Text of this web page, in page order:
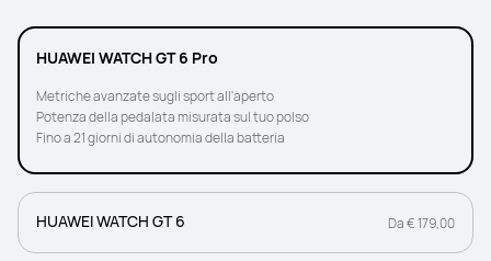
HUAWEI WATCH GT 6 Pro
Metriche avanzate sugli sport all'aperto
Potenza della pedalata misurata sul tuo polso
Fino a 21 giorni di autonomia della batteria
HUAWEI WATCH GT 6 Da € 179,00